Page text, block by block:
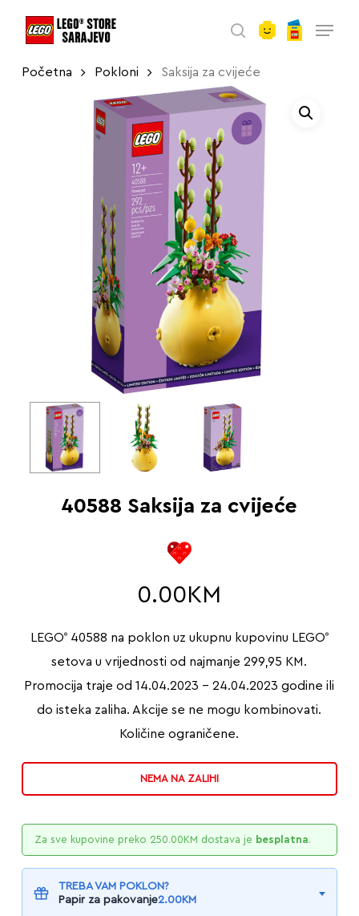
search
Početna Pokloni Saksija za cvijeće
40588 Saksija za cvijeće
0.00 KM
LEGO®40588 na poklon uz ukupnu kupovinu LEGO®
setova u vrijednosti od najmanje 299,95 KM.
Promocija traje od 14.04.2023 – 24.04.2023 godine ili
do isteka zaliha. Akcije se ne mogu kombinovati.
Količine ograničene.
NEMA NA ZALIHI
Za sve kupovine preko 250.00 KM dostava je besplatna.
TREBA VAM POKLON?
Papir za pakovanje2.00KM